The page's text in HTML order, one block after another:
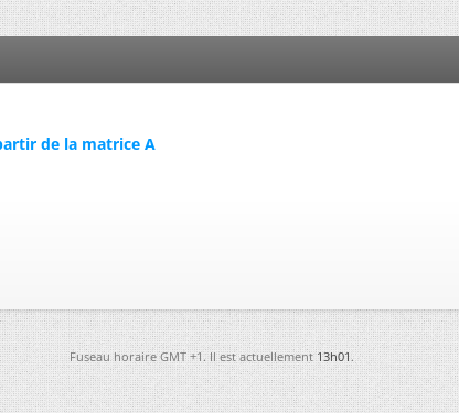
de la matrice A
Fuseau horaire GMT +1. Il est actuellement13h01.